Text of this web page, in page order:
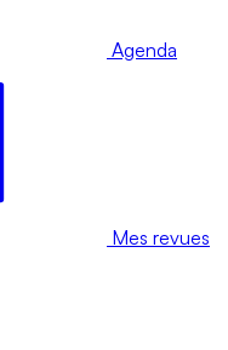
Agenda
Mes revues